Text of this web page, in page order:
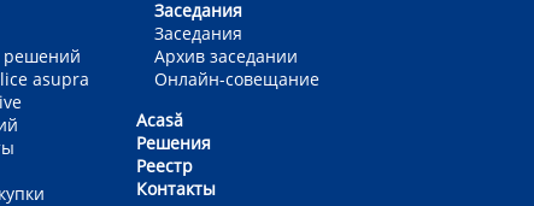
решений
asupra
Заседания
Заседания
Архив заседании
Онлайн-совещание
Acasă
Решения
Реестр
Контакты